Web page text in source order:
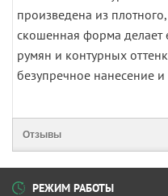
произведена из
скошенная форма делает
румян и контурных
безупречное нанесение и
Отзывы
РЕЖИМ РАБОТЫ